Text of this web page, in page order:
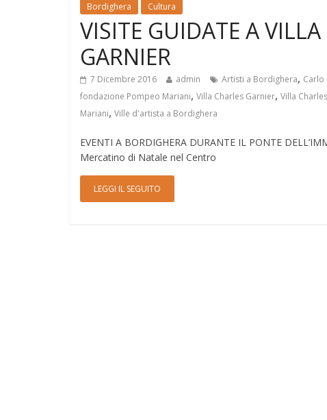
Bordighera Cultura
VISITE GUIDATE A
GARNIER
7 Dicembre 2016 admin Artisti a Bordighera, Carlo
fondazione Pompeo Mariani, Villa Charles Garnier, Villa
Mariani, Ville d'artista a Bordighera
EVENTI A BORDIGHERA DURANTE IL PONTE
Mercatino di Natale nel Centro
LEGGI IL SEGUITO